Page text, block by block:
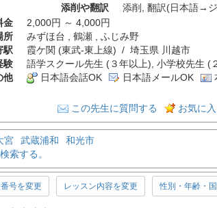
添削や翻訳
添削 翻訳(日本語→
金
2,000円 ～ 4,000円
所
みずほ台 , 鶴瀬 , ふじみ野
駅
霞ケ関 (東武-東上線) / 埼玉県 川越市
験
語学スクール先生 (３年以上), 小学校先生 (
他
日本語会話OK 日本語メールOK
この先生に質問する お気に
宮 武蔵浦和
和光市
索する。
号を変更 レッスン内容を変更 性別・年齢・